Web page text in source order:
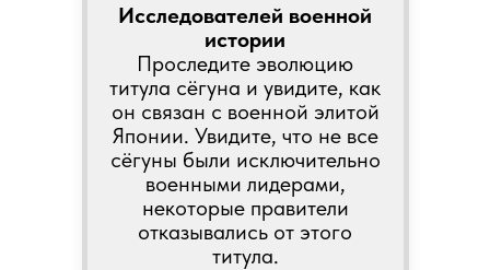
Исследователей военной
истории
Проследите эволюцию
титула сёгуна и увидите, как
он связан с военной элитой
Японии. Увидите, что не все
сёгуны были исключительно
военными лидерами,
некоторые правители
отказывались от этого
титула.